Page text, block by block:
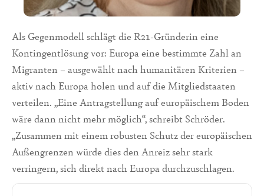
Als Gegenmodell schlägt die R21-Gründerin eine
Kontingentlösung vor: Europa eine bestimmte Zahl an
Migranten – ausgewählt nach humanitären Kriterien –
aktiv nach Europa holen und auf die Mitgliedstaaten
verteilen. „Eine Antragstellung auf europäischem Boden
wäre dann nicht mehr möglich“, schreibt Schröder.
„Zusammen mit einem robusten Schutz der europäischen
Außengrenzen würde dies den Anreiz sehr stark
verringern, sich direkt nach Europa durchzuschlagen.